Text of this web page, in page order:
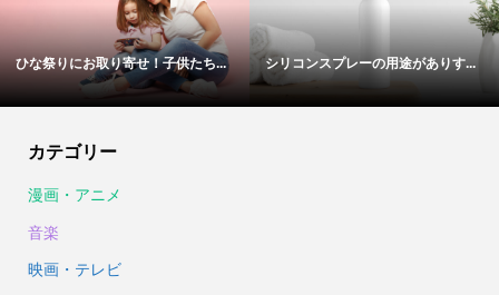
ひな祭りにお取り寄せ！子供たち... シリコンスプレーの用途がありす...
カテゴリー
漫画・アニメ
音楽
映画・テレビ